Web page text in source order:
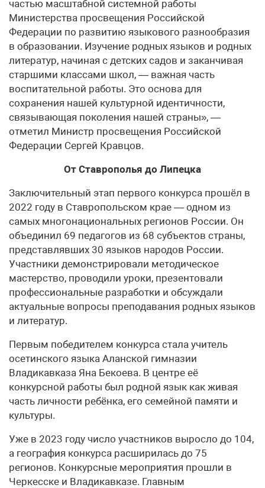
частью масштабной системной работы
Министерства просвещения Российской
Федерации по развитию языкового разнообразия
в образовании. Изучение родных языков и родных
литератур, начиная с детских садов и заканчивая
старшими классами школ, — важная часть
воспитательной работы. Это основа для
сохранения нашей культурной идентичности,
связывающая поколения нашей страны», —
отметил Министр просвещения Российской
Федерации Сергей Кравцов.
От Ставрополья до Липецка
Заключительный этап первого конкурса прошёл в
2022 году в Ставропольском крае — одном из
самых многонациональных регионов России. Он
объединил 69 педагогов из 68 субъектов страны,
представлявших 30 языков народов России.
Участники демонстрировали методическое
мастерство, проводили уроки, презентовали
профессиональные разработки и обсуждали
актуальные вопросы преподавания родных языков
и литератур.
Первым победителем конкурса стала учитель
осетинского языка Аланской гимназии
Владикавказа Яна Бекоева. В центре её
конкурсной работы был родной язык как живая
часть личности ребёнка, его семейной памяти и
культуры.
Уже в 2023 году число участников выросло до 104,
а география конкурса расширилась до 75
регионов. Конкурсные мероприятия прошли в
Черкесске и Владикавказе. Главным